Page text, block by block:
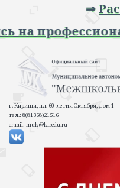
⇒
на
г. Кириши, пл. 60-летия Октября, дом 1
тел.: 8(81368)21516
email: muk@kiredu.ru